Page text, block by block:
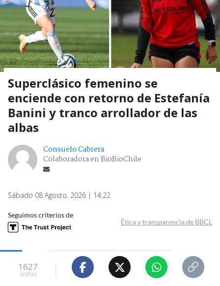
Superclásico femenino se
enciende con retorno de Estefanía
Banini y tranco arrollador de las
albas
Consuelo Cabrera
Colaboradora en BioBioChile
Sábado 08 Agosto, 2026 | 14:22
Seguimos criterios de
Ética y transparencia de BBCL
1627
visitas